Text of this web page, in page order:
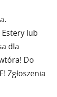
lub
dla
Do
Zgłoszenia